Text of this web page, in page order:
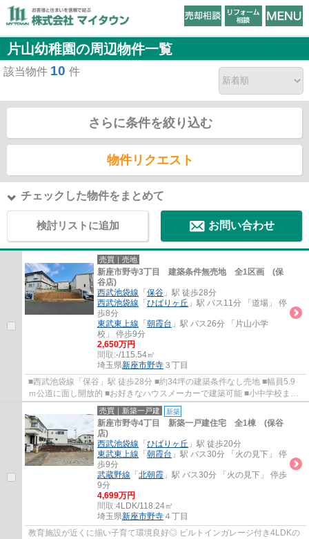
片山幼稚園の周辺物件一覧
該当物件 10 件
さらに条件を絞り込む
物件リクエスト
チェックした物件をまとめて
検討リストに追加 お問い合わせ
売買｜売地
新座市野寺3丁目 建築条件無売地 全1区画 (保
谷店)
西武池袋線 「 保谷 」駅 徒歩28分
西武池袋線 「 ひばりヶ丘 」駅 バス11分 「道場」 停
歩8分
東武東上線 「 朝霞台 」駅 バス26分 「片山小学
校」 停歩9分
2,650万円
間取:-/115.54㎡
埼玉県新座市野寺 ３丁目
■西武池袋線「保谷」駅 徒歩28分 ■約34坪の建築条件なし売地 ■幅員5.9
ｍ公道に面し開放的 ■お好きなハウスメーカーで建築可能 ■小中学校まで
徒歩10分以内
売買｜新築一戸建 新築
新座市野寺4丁目 新築一戸建住宅 全1棟 (保谷
店)
西武池袋線 「 ひばりヶ丘 」駅 徒歩20分
東武東上線 「 朝霞台 」駅 バス30分 「火の見下」 停
歩9分
武蔵野線 「 北朝霞 」駅 バス30分 「火の見下」 停歩
9分
4,699万円
間取:4LDK/118.24㎡
埼玉県新座市野寺 ４丁目
教育施設が近くに揃い子育て環境良好◎ ビルトインガレージ付き4LDKの